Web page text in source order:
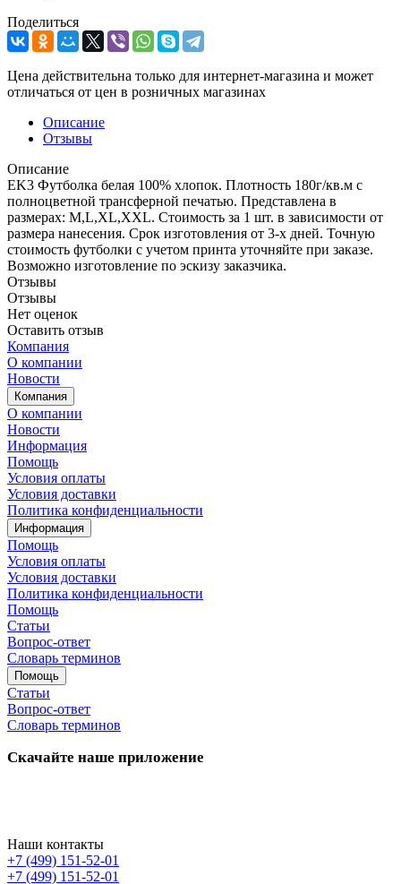
Поделиться
Цена действительна только для интернет-магазина и может
отличаться от цен в розничных магазинах
Описание
Отзывы
Описание
EK3 Футболка белая 100% хлопок. Плотность 180г/кв.м с
полноцветной трансферной печатью. Представлена в
размерах: M,L,XL,XXL. Стоимость за 1 шт. в зависимости от
размера нанесения. Срок изготовления от 3-х дней. Точную
стоимость футболки с учетом принта уточняйте при заказе.
Возможно изготовление по эскизу заказчика.
Отзывы
Отзывы
Нет оценок
Оставить отзыв
Компания
О компании
Новости
Компания
О компании
Новости
Информация
Помощь
Условия оплаты
Условия доставки
Политика конфиденциальности
Информация
Помощь
Условия оплаты
Условия доставки
Политика конфиденциальности
Помощь
Статьи
Вопрос-ответ
Словарь терминов
Помощь
Статьи
Вопрос-ответ
Словарь терминов
Скачайте наше приложение
Наши контакты
+7 (499) 151-52-01
+7 (499) 151-52-01